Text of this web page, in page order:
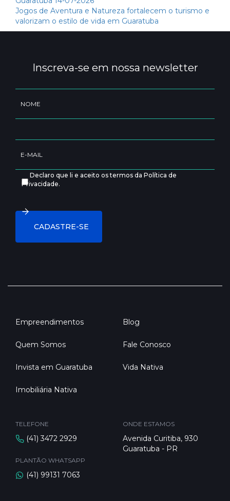
Jogos de Aventura e Natureza fortalecem o turismo e
valorizam o estilo de vida em Guaratuba
Inscreva-se em nossa newsletter
Declaro que li e aceito os termos da Política de
Privacidade.
Empreendimentos
Quem Somos
Invista em Guaratuba
Imobiliária Nativa
Blog
Fale Conosco
Vida Nativa
TELEFONE
(41) 3472 2929
PLANTÃO WHATSAPP
(41) 99131 7063
ONDE ESTAMOS
Avenida Curitiba, 930
Guaratuba - PR